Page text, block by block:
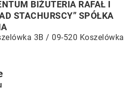
BIŻUTERIA RAFAŁ I
STACHURSCY” SPÓŁKA
3B / 09-520 Koszelówka